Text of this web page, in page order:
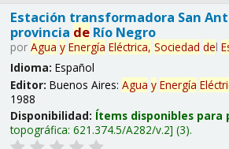
Estación transformadora San
provincia deRío Negro
por Agua y Energía Eléctrica, Sociedad del
Idioma: Español
Editor: Buenos Aires: Agua y Energía
1988
Disponibilidad: Ítems disponibles para
topográfica: 621.374.5/A282/v.2 (3).